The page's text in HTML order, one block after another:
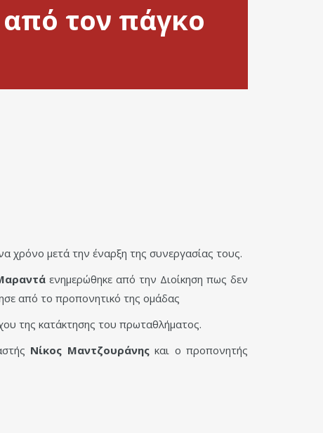
τον πάγκο
χρόνο μετά την έναρξη της συνεργασίας τους.
ενημερώθηκε από την Διοίκηση πως δεν
από το προπονητικό της ομάδας
της κατάκτησης του πρωταθλήματος.
Νίκος Μαντζουράνηςκαι ο προπονητής